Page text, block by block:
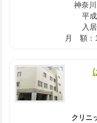
神奈
平
入
月 額：
クリニ